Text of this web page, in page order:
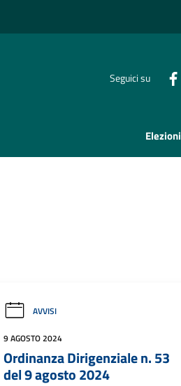
Seguici su
Elezioni
AVVISI
9 AGOSTO 2024
Ordinanza Dirigenziale n. 53
del 9 agosto 2024